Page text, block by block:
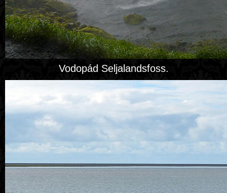
Vodopád Seljalandsfoss.